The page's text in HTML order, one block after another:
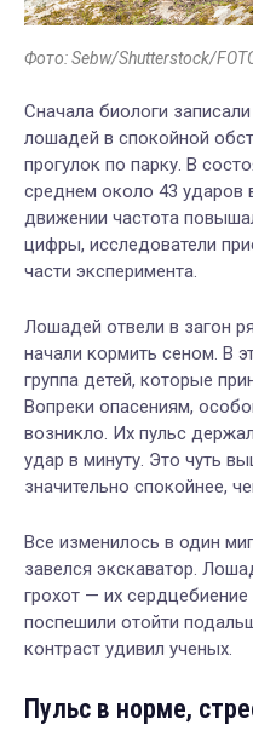
Фото: Sebw/Shutterstock/
Сначала биологи
лошадей в спокойной
прогулок по парку. В
среднем около 43 ударов
движении частота
цифры, исследователи
части эксперимента.
Лошадей отвели в загон
начали кормить сеном. В
группа детей, которые
Вопреки опасениям,
возникло. Их пульс
удар в минуту. Это чуть
значительно спокойнее,
Все изменилось в один
завелся экскаватор.
грохот — их
поспешили отойти
контраст удивил ученых.
Пульс в норме,